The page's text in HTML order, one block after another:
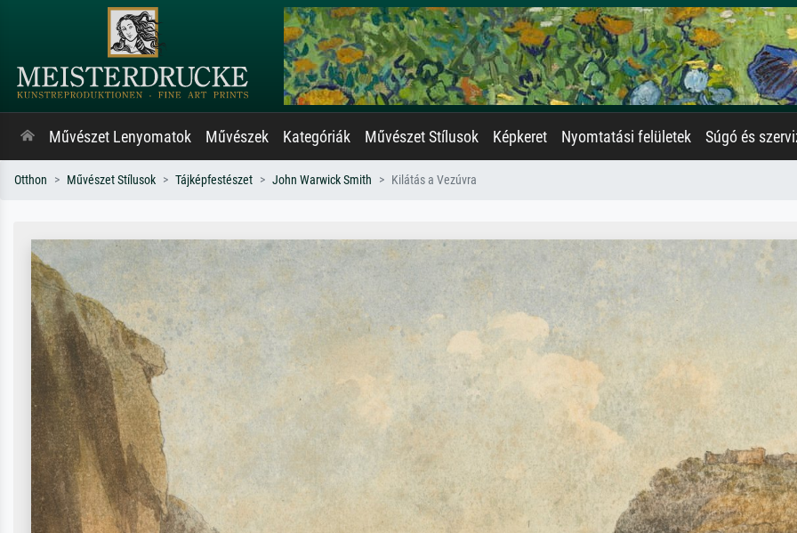
Művészet Lenyomatok Művészek Kategóriák Művészet Stílusok Képkeret Nyomtatási felületek Súgó és
Otthon Művészet Stílusok Tájképfestészet John Warwick Smith Kilátás a Vezúvra